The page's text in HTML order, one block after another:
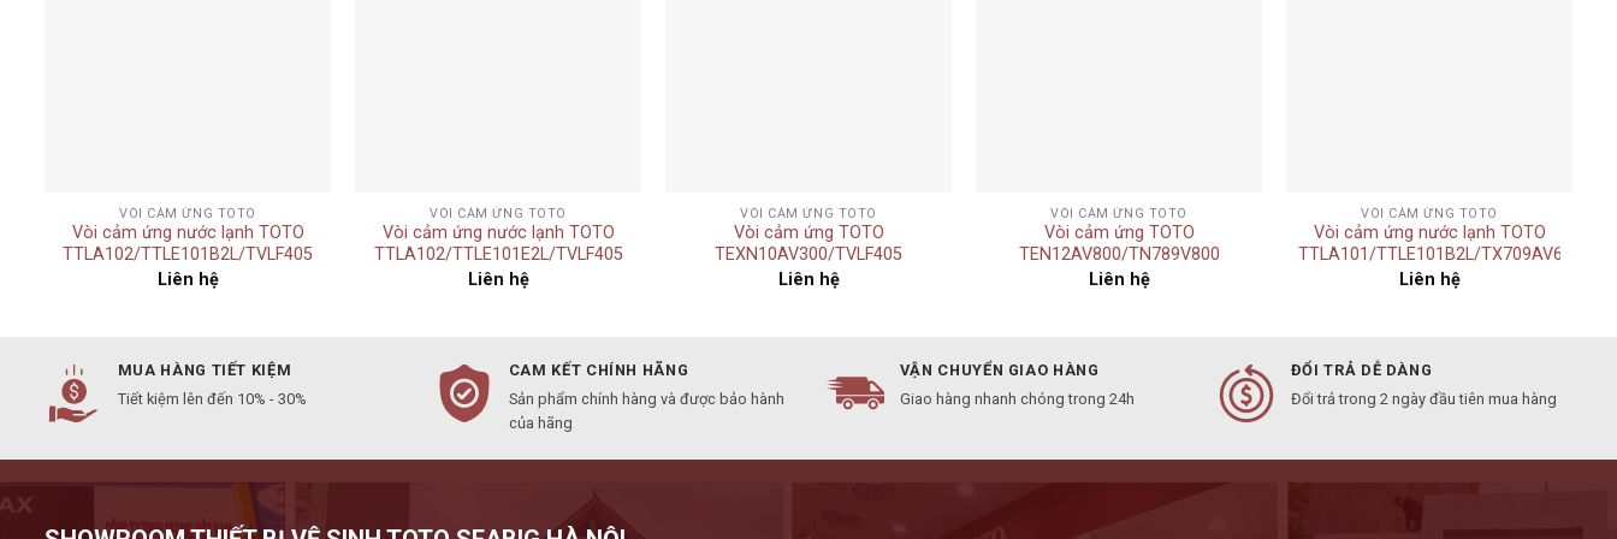
VÒI CẢM ỨNG TOTO
Vòi cảm ứng nước lạnh TOTO
TTLA102/TTLE101B2L/TVLF405
Liên hệ
VÒI CẢM ỨNG TOTO
Vòi cảm ứng nước lạnh TOTO
TTLA102/TTLE101E2L/TVLF405
Liên hệ
VÒI CẢM ỨNG TOTO
Vòi cảm ứng TOTO
TEXN10AV300/TVLF405
Liên hệ
VÒI CẢM ỨNG TOTO
Vòi cảm ứng TOTO
TEN12AV800/TN789V800
Liên hệ
VÒI CẢM ỨNG TOTO
Vòi cảm ứng nước lạnh TOTO
TTLA101/TTLE101B2L/TX709AV6
Liên hệ
TVLF405
MUA HÀNG TIẾT KIỆM
Tiết kiệm lên đến 10% - 30%
CAM KẾT CHÍNH HÃNG
Sản phẩm chính hàng và được bảo hành
của hãng
VẬN CHUYỂN GIAO HÀNG
Giao hàng nhanh chóng trong 24h
ĐỔI TRẢ DỄ DÀNG
Đổi trả trong 2 ngày đầu tiên mua hàng